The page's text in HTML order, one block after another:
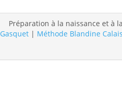
Préparation à la naissance et à
Gasquet| Méthode Blandine